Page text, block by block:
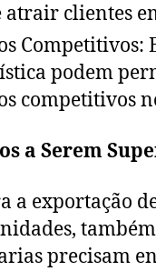
atrair clientes
Competitivos:
podem
competitivos
a Serem
a exportação
precisam